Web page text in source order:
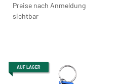
Preise nach Anmeldung
sichtbar
AUF LAGER